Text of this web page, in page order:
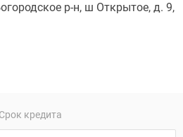
р-н, ш Открытое, д. 9,
Срок кредита